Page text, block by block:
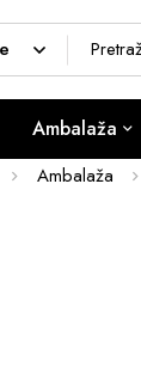
Ambalaža
Ambalaža